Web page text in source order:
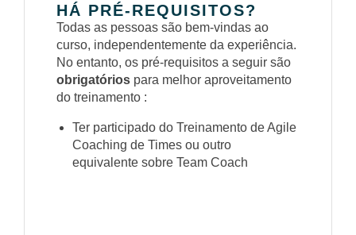
HÁ PRÉ-REQUISITOS?
Todas as pessoas são bem-vindas ao
curso, independentemente da experiência.
No entanto, os pré-requisitos a seguir são
obrigatórios para melhor aproveitamento
do treinamento :
Ter participado do Treinamento de Agile
Coaching de Times ou outro
equivalente sobre Team Coach